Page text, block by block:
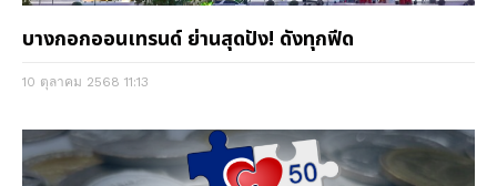
บางกอกออนเทรนด์ ย่านสุดปัง! ดังทุกฟีด
10 ตุลาคม 2568 11:13